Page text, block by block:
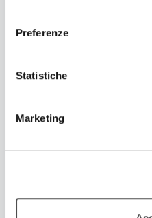
Preferenze
Statistiche
Marketing
Il Museo del Calcolo di
mostra sulla crittografia
Romagna